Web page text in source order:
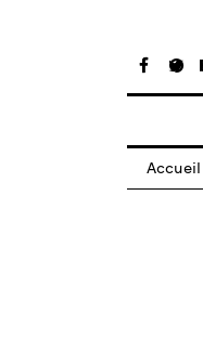
Accueil